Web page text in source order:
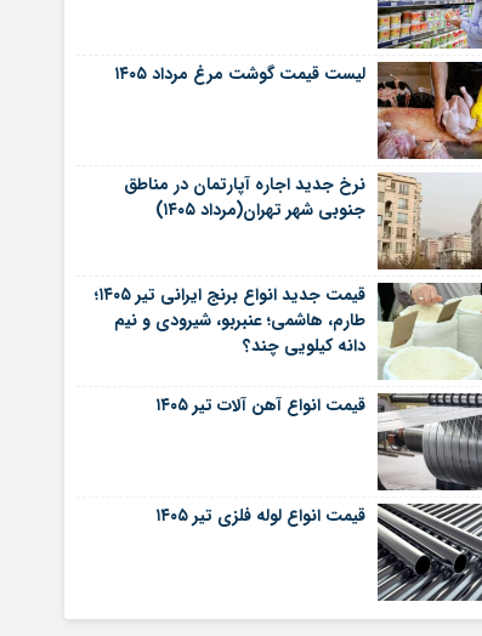
لیست قیمت گوشت مرغ مرداد ۱۴۰۵
نرخ جدید اجاره آپارتمان در مناطق
جنوبی شهر تهران(مرداد ۱۴۰۵)
قیمت جدید انواع برنج ایرانی تیر ۱۴۰۵؛
طارم، هاشمی؛ عنبربو، شیرودی و نیم
دانه کیلویی چند؟
قیمت انواع آهن آلات تیر ۱۴۰۵
قیمت انواع لوله فلزی تیر ۱۴۰۵